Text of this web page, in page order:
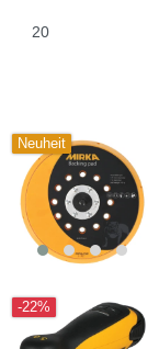
Neuheit
-22%